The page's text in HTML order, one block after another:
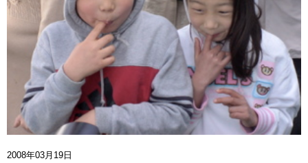
2008年03月19日
オンラインストア【はちみつ類】
オンラインストア【お酒】
わたしたちの活動 >
スタッフブログ >